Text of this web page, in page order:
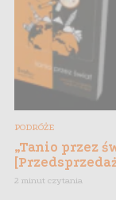
PODRÓŻE
„Tanio przez
2 minut czytania